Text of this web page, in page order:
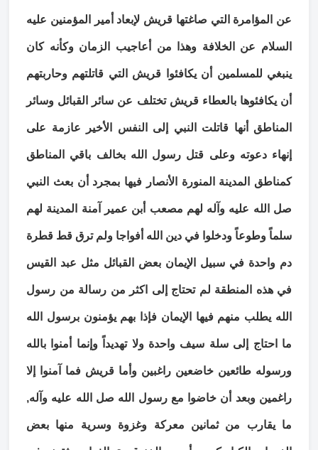
عن المؤامرة التي صاغتها قريش لإبعاد أمير المؤمنين عليه
السلام عن الخلافة وهذا من أعاجيب الزمان وكأنه كان
ينبغي للمسلمين أن يكافئوا قريش التي قاتلتهم وحاربتهم
أن يكافئوها بالعطاء قريش تختلف عن سائر القبائل وسائر
المناطق أنها قاتلت النبي إلى النفس الأخير عازمة على
إنهاء دعوته وعلى قتل رسول الله بخالف باقي المناطق
كمناطق المدينة المنورة الأنصار فيها بمجرد أن بعث النبي
صل الله عليه وآله لهم مصعب أبن عمير آمنة المدينة لهم
سلماً وطوعاً ودخلوا في دين الله أفواجا ولم ترق قط قطرة
دم واحدة في سبيل الإيمان بعض القبائل مثل عبد القيس
في هذه المنطقة لم تحتاج إلى اكثر من رسالة من رسول
الله يطلب منهم فيها الإيمان فإذا بهم يؤمنون برسول الله
ما احتاج إلى سلة سيف واحدة ولا تهديداً وإنما أمنوا بالله
ورسوله طائعين خاضعين راغبين وأما قريش فما آمنوا إلا
راغمين وبعد أن خاضوا مع رسول الله صل الله عليه وآله,
ما يقارب من ثمانين معركة وغزوة وسرية منها بعض